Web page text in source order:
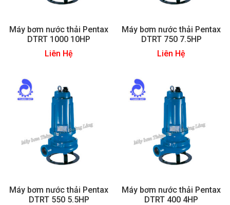
Máy bơm nước thải Pentax
DTRT 1000 10HP
Liên Hệ
Máy bơm nước thải Pentax
DTRT 750 7.5HP
Liên Hệ
Máy bơm nước thải Pentax
DTRT 550 5.5HP
Máy bơm nước thải Pentax
DTRT 400 4HP